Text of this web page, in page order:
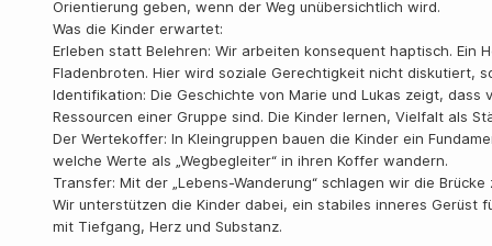
Orientierung geben, wenn der Weg unübersichtlich wird.
Was die Kinder erwartet:
Erleben statt Belehren: Wir arbeiten konsequent haptisch. Ein
Fladenbroten. Hier wird soziale Gerechtigkeit nicht diskutiert,
Identifikation: Die Geschichte von Marie und Lukas zeigt,
Ressourcen einer Gruppe sind. Die Kinder lernen, Vielfalt als
Der Wertekoffer: In Kleingruppen bauen die Kinder ein
welche Werte als „Wegbegleiter“ in ihren Koffer wandern.
Transfer: Mit der „Lebens-Wanderung“ schlagen wir die Brücke
Wir unterstützen die Kinder dabei, ein stabiles inneres Gerüst
mit Tiefgang, Herz und Substanz.